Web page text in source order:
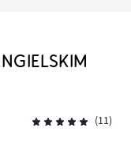
(11)